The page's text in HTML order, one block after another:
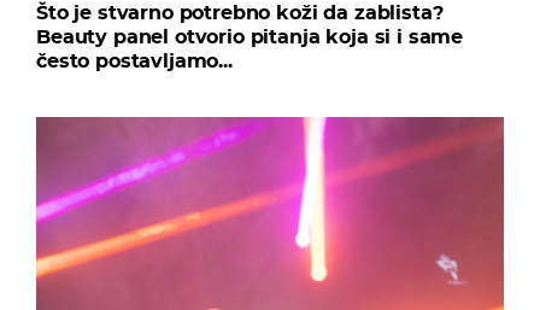
Što je stvarno potrebno koži da zablista?
Beauty panel otvorio pitanja koja si i same
često postavljamo...